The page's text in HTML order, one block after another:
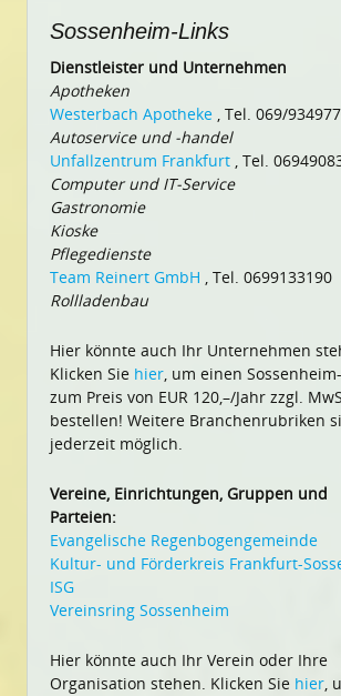
Sossenheim-Links
Dienstleister und Unternehmen
Apotheken
Westerbach Apotheke , Tel. 069/
Autoservice und -handel
Unfallzentrum Frankfurt , Tel.
Computer und IT-Service
Gastronomie
Kioske
Pflegedienste
Team Reinert GmbH , Tel. 0699133190
Rollladenbau
Hier könnte auch Ihr Unternehmen
Klicken Sie hier, um einen
zum Preis von EUR 120,–/Jahr zzgl.
bestellen! Weitere Branchenrubriken
jederzeit möglich.
Vereine, Einrichtungen, Gruppen und
Parteien:
Evangelische Regenbogengemeinde
Kultur- und Förderkreis Frankfurt-
ISG
Vereinsring Sossenheim
Hier könnte auch Ihr Verein oder Ihre
Organisation stehen. Klicken Sie hier,